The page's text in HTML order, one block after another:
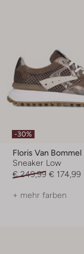
-30%
Floris Van Bommel
Sneaker Low
€ 249,99 € 174,99
+ mehr farben